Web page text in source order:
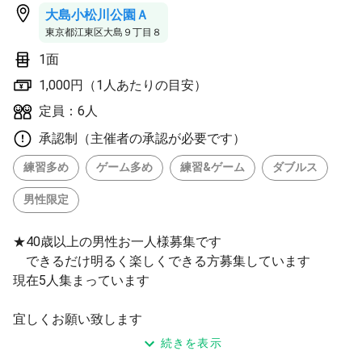
大島小松川公園Ａ
東京都江東区大島９丁目８
1面
1,000円（1人あたりの目安）
定員：6人
承認制（主催者の承認が必要です）
練習多め ゲーム多め 練習&ゲーム ダブルス
男性限定
★40歳以上の男性お一人様募集です
できるだけ明るく楽しくできる方募集しています
現在5人集まっています
宜しくお願い致します
続きを表示